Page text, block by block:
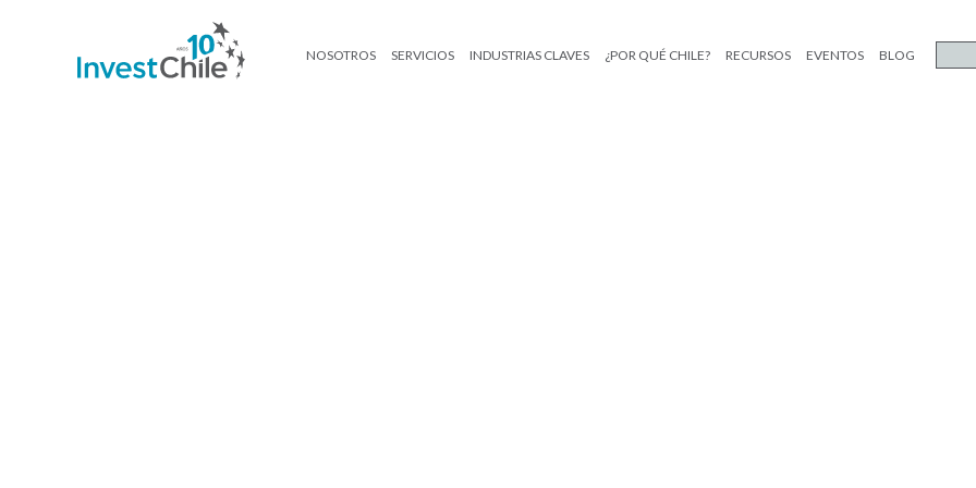
NOSOTROS SERVICIOS INDUSTRIAS CLAVES ¿POR QUÉ CHILE? RECURSOS EVENTOS BLOG